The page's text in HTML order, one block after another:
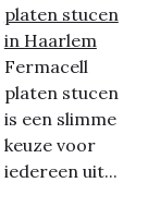
platen stucen
in Haarlem
Fermacell
platen stucen
is een slimme
keuze voor
iedereen uit...